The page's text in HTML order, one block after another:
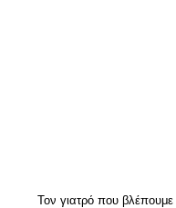
Τον γιατρό που βλέπουμε